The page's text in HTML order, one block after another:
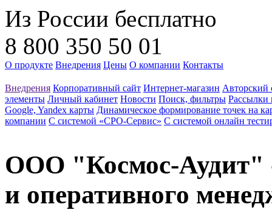
Из России бесплатно
8 800 350 50 01
О продукте Внедрения Цены О компании Контакты
Внедрения Корпоративный сайт Интернет-магазин Авторский
элементы Личный кабинет Новости Поиск, фильтры Рассылки
Google, Yandex карты Динамическое формирование точек на
компании С системой «СРО-Сервис» С системой онлайн
ООО "Космос-Аудит" -
и оперативного